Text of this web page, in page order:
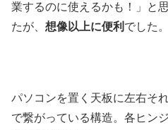
業するのに使えるかも！」と
たが、 想像以上に便利 でした。
パソコンを置く天板に左右そ
で繋がっている構造。各ヒン